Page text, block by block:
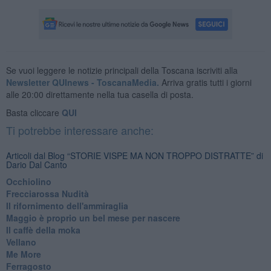
Se vuoi leggere le notizie principali della Toscana iscriviti alla
Newsletter QUInews - ToscanaMedia. Arriva gratis tutti i giorni
alle 20:00 direttamente nella tua casella di posta.
Basta cliccare QUI
Ti potrebbe interessare anche:
Articoli dal Blog “STORIE VISPE MA NON TROPPO DISTRATTE” di
Dario Dal Canto
Occhiolino
Frecciarossa Nudità
Il rifornimento dell'ammiraglia
​Maggio è proprio un bel mese per nascere
Il caffè della moka
​Vellano
​Me More
​Ferragosto